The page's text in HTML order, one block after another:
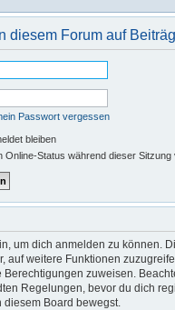
diesem Forum auf
Passwort vergessen
bleiben
Online-Status während dieser Sitzung
um dich anmelden zu können.
auf weitere Funktionen
zuweisen.
Regelungen, bevor du dich
Board bewegst.